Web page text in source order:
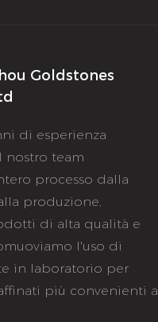
Goldstones
di esperienza
nostro team
processo dalla
produzione,
di alta qualità e
l'uso di
in laboratorio per
più convenienti a